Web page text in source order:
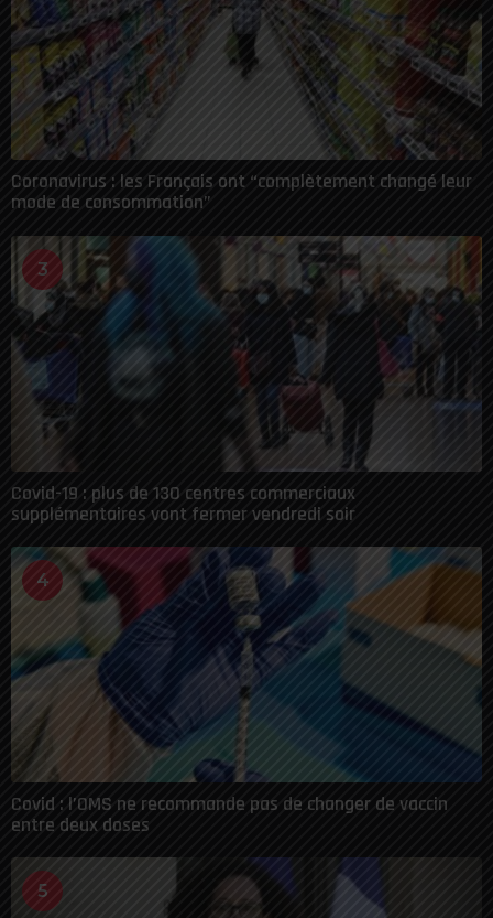
Coronavirus : les Français ont “complètement changé leur
mode de consommation”
3
Covid-19 : plus de 130 centres commerciaux
supplémentaires vont fermer vendredi soir
4
Covid : l’OMS ne recommande pas de changer de vaccin
entre deux doses
5